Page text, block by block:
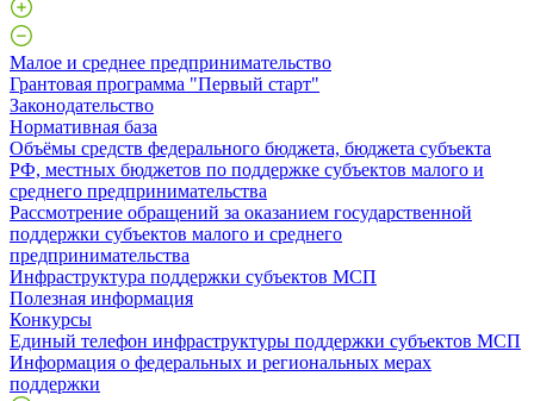
Малое и среднее предпринимательство
Грантовая программа "Первый старт"
Законодательство
Нормативная база
Объёмы средств федерального бюджета, бюджета субъекта
РФ, местных бюджетов по поддержке субъектов малого и
среднего предпринимательства
Рассмотрение обращений за оказанием государственной
поддержки субъектов малого и среднего
предпринимательства
Инфраструктура поддержки субъектов МСП
Полезная информация
Конкурсы
Единый телефон инфраструктуры поддержки субъектов МСП
Информация о федеральных и региональных мерах
поддержки